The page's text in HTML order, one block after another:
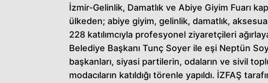
İzmir-Gelinlik, Damatlık ve Abiye Giyim Fuarı
ülkeden; abiye giyim, gelinlik, damatlık,
228 katılımcıyla profesyonel ziyaretçileri
Belediye Başkanı Tunç Soyer ile eşi Neptün
başkanları, siyasi partilerin, odaların ve sivil
modacıların katıldığı törenle yapıldı. İZFAŞ